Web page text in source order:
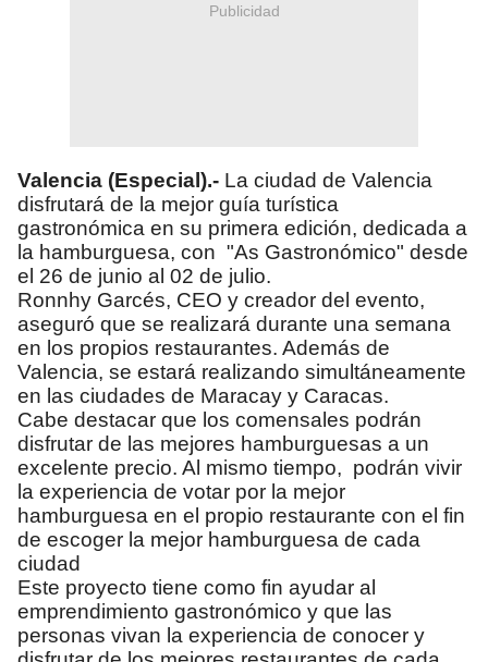
Publicidad
Valencia (Especial).- La ciudad de Valencia
disfrutará de la mejor guía turística
gastronómica en su primera edición, dedicada a
la hamburguesa, con "As Gastronómico" desde
el 26 de junio al 02 de julio.
Ronnhy Garcés, CEO y creador del evento,
aseguró que se realizará durante una semana
en los propios restaurantes. Además de
Valencia, se estará realizando simultáneamente
en las ciudades de Maracay y Caracas.
Cabe destacar que los comensales podrán
disfrutar de las mejores hamburguesas a un
excelente precio. Al mismo tiempo, podrán vivir
la experiencia de votar por la mejor
hamburguesa en el propio restaurante con el fin
de escoger la mejor hamburguesa de cada
ciudad
Este proyecto tiene como fin ayudar al
emprendimiento gastronómico y que las
personas vivan la experiencia de conocer y